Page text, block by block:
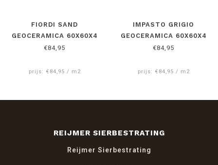
FIORDI SAND
GEOCERAMICA 60X60X4
CM
€84,95
prijs: €84,95 / m2
IMPASTO GRIGIO
GEOCERAMICA 60X60X4
CM
€84,95
prijs: €84,95 / m2
REIJMER SIERBESTRATING
Reijmer Sierbestrating